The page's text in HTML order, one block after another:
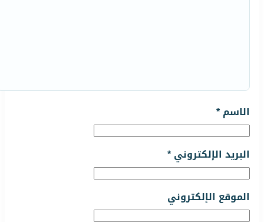
الاسم
البريد الإلكتروني
الموقع الإلكتروني